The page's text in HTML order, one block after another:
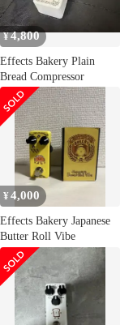
¥4,800
Effects Bakery Plain
Bread Compressor
¥4,000
Effects Bakery Japanese
Butter Roll Vibe